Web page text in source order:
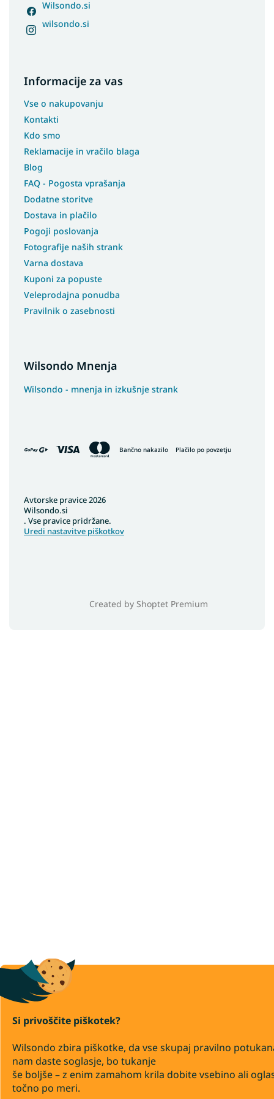
Si privoščite piškotek?
Wilsondo zbira piškotke, da vse skupaj pravilno
nam daste soglasje, bo tukanje
še boljše – z enim zamahom krila dobite vsebino ali
točno po meri.
Wilsondo.si
wilsondo.si
Informacije za vas
Vse o nakupovanju
Kontakti
Kdo smo
Reklamacije in vračilo blaga
Blog
FAQ - Pogosta vprašanja
Dodatne storitve
Dostava in plačilo
Pogoji poslovanja
Fotografije naših strank
Varna dostava
Kuponi za popuste
Veleprodajna ponudba
Pravilnik o zasebnosti
Wilsondo Mnenja
Wilsondo - mnenja in izkušnje strank
Bančno nakazilo Plačilo po povzetju
Created by Shoptet Premium
Avtorske pravice 2026
Wilsondo.si
. Vse pravice pridržane.
Uredi nastavitve piškotkov